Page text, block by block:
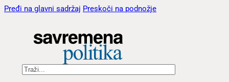
Pređi na glavni sadržaj Preskoči na podnožje
Pretraga